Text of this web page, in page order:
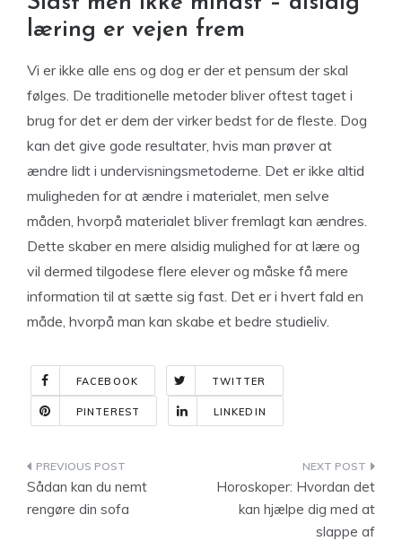
læring er vejen frem
Vi er ikke alle ens og dog er der et pensum der skal
følges. De traditionelle metoder bliver oftest taget i
brug for det er dem der virker bedst for de fleste. Dog
kan det give gode resultater, hvis man prøver at
ændre lidt i undervisningsmetoderne. Det er ikke altid
muligheden for at ændre i materialet, men selve
måden, hvorpå materialet bliver fremlagt kan ændres.
Dette skaber en mere alsidig mulighed for at lære og
vil dermed tilgodese flere elever og måske få mere
information til at sætte sig fast. Det er i hvert fald en
måde, hvorpå man kan skabe et bedre studieliv.
FACEBOOK TWITTER
PINTEREST LINKEDIN
Indlægsnavigation
Sådan kan du nemt
rengøre din sofa
Horoskoper: Hvordan det
kan hjælpe dig med at
slappe af